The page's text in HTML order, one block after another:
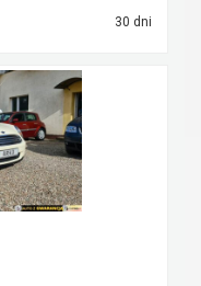
30 dni